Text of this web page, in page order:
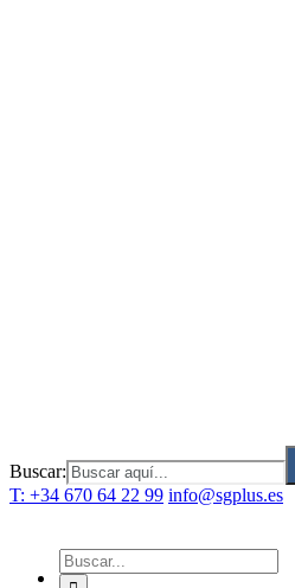
Buscar:
T: +34 670 64 22 99 info@sgplus.es
Buscar: